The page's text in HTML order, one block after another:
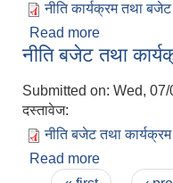
नीति कार्यक्रम तथा
Read more
नीति बजेट तथा
Submitted on: Wed,
दस्तावेज:
नीति बजेट तथा
Read more